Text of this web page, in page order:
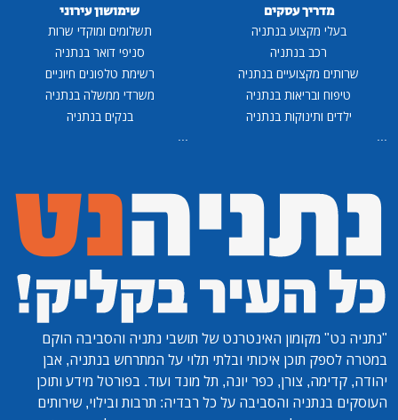
מדריך עסקים
בעלי מקצוע בנתניה
רכב בנתניה
שרותים מקצועיים בנתניה
טיפוח ובריאות בנתניה
ילדים ותינוקות בנתניה
שימושון עירוני
תשלומים ומוקדי שרות
סניפי דואר בנתניה
רשימת טלפונים חיוניים
משרדי ממשלה בנתניה
בנקים בנתניה
"נתניה נט" מקומון האינטרנט של תושבי נתניה והסביבה הוקם
במטרה לספק תוכן איכותי ובלתי תלוי על המתרחש בנתניה, אבן
יהודה, קדימה, צורן, כפר יונה, תל מונד ועוד. בפורטל מידע ותוכן
העוסקים בנתניה והסביבה על כל רבדיה: תרבות ובילוי, שירותים